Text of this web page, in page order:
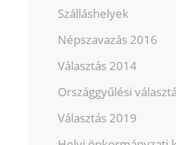
Szálláshelyek
Népszavazás 2016
Választás 2014
Országgyűlési
Választás 2019